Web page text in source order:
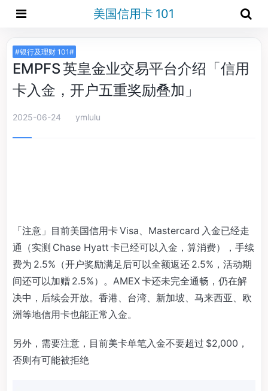
美国信用卡 101
#银行及理财 101#
EMPFS 英皇金业交易平台介绍「信用
卡入金，开户五重奖励叠加」
2025-06-24 ymlulu
「注意」目前美国信用卡 Visa、Mastercard 入金已经走
通（实测 Chase Hyatt 卡已经可以入金，算消费），手续
费为 2.5%（开户奖励满足后可以全额返还 2.5%，活动期
间还可以加赠 2.5%）。AMEX 卡还未完全通畅，仍在解
决中，后续会开放。香港、台湾、新加坡、马来西亚、欧
洲等地信用卡也能正常入金。
另外，需要注意，目前美卡单笔入金不要超过 $2,000，
否则有可能被拒绝